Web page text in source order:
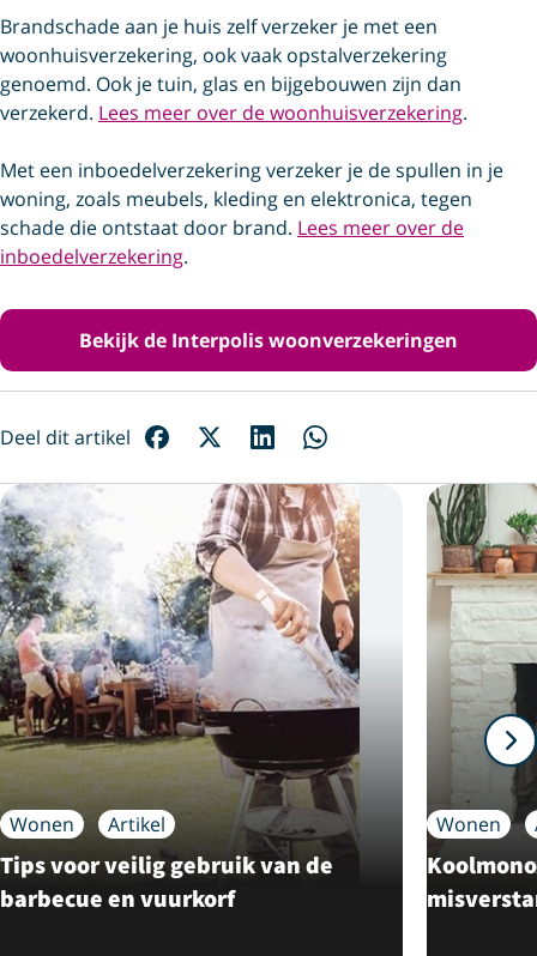
Brandschade aan je huis zelf verzeker je met een
woonhuisverzekering, ook vaak opstalverzekering
genoemd. Ook je tuin, glas en bijgebouwen zijn dan
verzekerd. Lees meer over de woonhuisverzekering.
Met een inboedelverzekering verzeker je de spullen in je
woning, zoals meubels, kleding en elektronica, tegen
schade die ontstaat door brand. Lees meer over de
inboedelverzekering.
Bekijk de Interpolis woonverzekeringen
Deel dit artikel
Wonen Artikel
Tips voor veilig gebruik van de
barbecue en vuurkorf
Wonen